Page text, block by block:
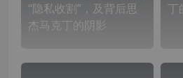
“隐私收割”，及背后思
杰马克丁的阴影
丁